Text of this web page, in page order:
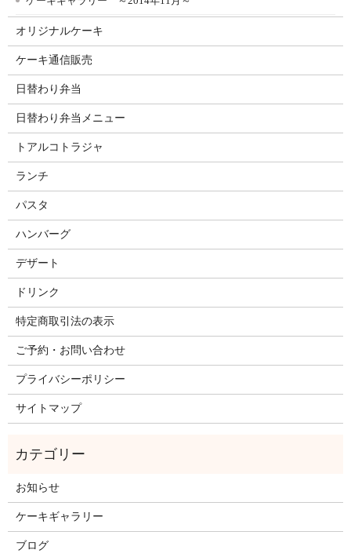
オリジナルケーキ
ケーキ通信販売
日替わり弁当
日替わり弁当メニュー
トアルコトラジャ
ランチ
パスタ
ハンバーグ
デザート
ドリンク
特定商取引法の表示
ご予約・お問い合わせ
プライバシーポリシー
サイトマップ
お知らせ
ケーキギャラリー
ブログ